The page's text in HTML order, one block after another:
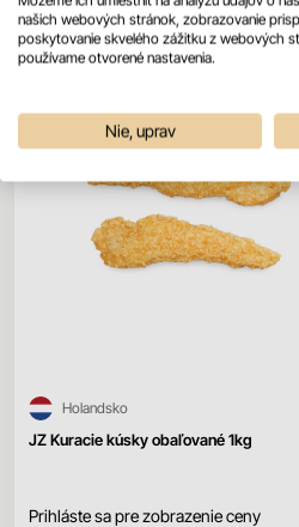
JZ Kuracie kúsky obaľované 1kg
Holandsko
Prihláste sa pre zobrazenie ceny
našich webových stránok, zobrazovanie
poskytovanie skvelého zážitku z webových
používame otvorené nastavenia.
Nie, uprav